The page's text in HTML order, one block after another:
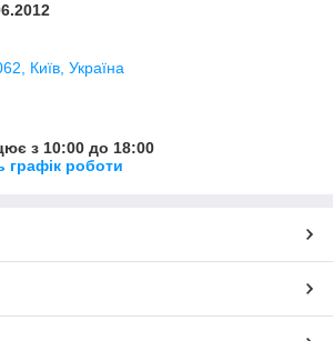
Київ, Україна
з 10:00 до 18:00
графік роботи